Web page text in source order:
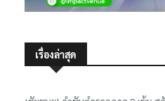
เรื่องล่าสุด